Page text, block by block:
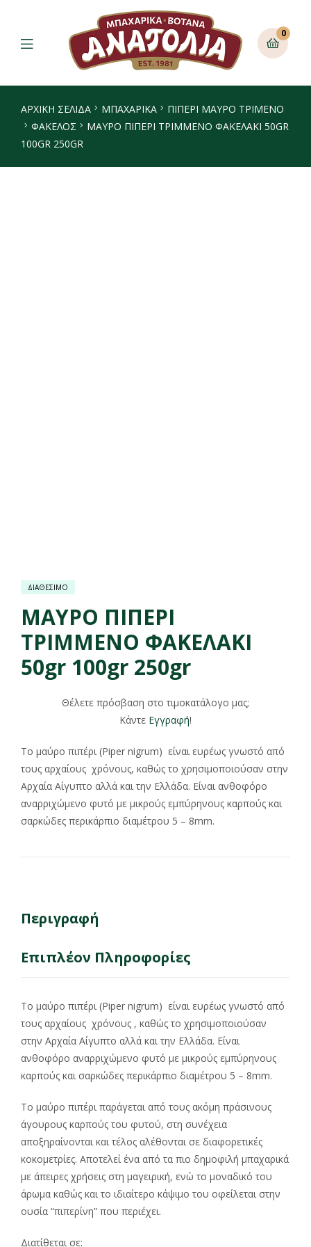
0
ΑΡΧΙΚΉ ΣΕΛΊΔΑ ΜΠΑΧΑΡΙΚΑ
ΠΙΠΈΡΙ ΜΑΎΡΟ ΤΡΙΜΈΝΟ
ΦΆΚΕΛΟΣ
ΜΑΥΡΟ ΠΙΠΕΡΙ ΤΡΙΜΜΕΝΟ ΦΑΚΕΛΑΚΙ 50GR
100GR 250GR
ΔΙΑΘΕΣΙΜΟ
ΜΑΥΡΟ ΠΙΠΕΡΙ
ΤΡΙΜΜΕΝΟ ΦΑΚΕΛΑΚΙ
50gr 100gr 250gr
Θέλετε πρόσβαση στο τιμοκατάλογο μας;
Κάντε Εγγραφή!
Το μαύρο πιπέρι (Piper nigrum) είναι ευρέως γνωστό από
τους αρχαίους χρόνους, καθώς το χρησιμοποιούσαν στην
Αρχαία Αίγυπτο αλλά και την Ελλάδα. Είναι ανθοφόρο
αναρριχώμενο φυτό με μικρούς εμπύρηνους καρπούς και
σαρκώδες περικάρπιο διαμέτρου 5 – 8mm.
Περιγραφή
Επιπλέον Πληροφορίες
Το μαύρο πιπέρι (Piper nigrum) είναι ευρέως γνωστό από
τους αρχαίους χρόνους , καθώς το χρησιμοποιούσαν
στην Αρχαία Αίγυπτο αλλά και την Ελλάδα. Είναι
ανθοφόρο αναρριχώμενο φυτό με μικρούς εμπύρηνους
καρπούς και σαρκώδες περικάρπιο διαμέτρου 5 – 8mm.
Το μαύρο πιπέρι παράγεται από τους ακόμη πράσινους
άγουρους καρπούς του φυτού, στη συνέχεια
αποξηραίνονται και τέλος αλέθονται σε διαφορετικές
κοκομετρίες. Αποτελεί ένα από τα πιο δημοφιλή μπαχαρικά
με άπειρες χρήσεις στη μαγειρική, ενώ το μοναδικό του
άρωμα καθώς και το ιδιαίτερο κάψιμο του οφείλεται στην
ουσία “πιπερίνη” που περιέχει.
Διατίθεται σε: